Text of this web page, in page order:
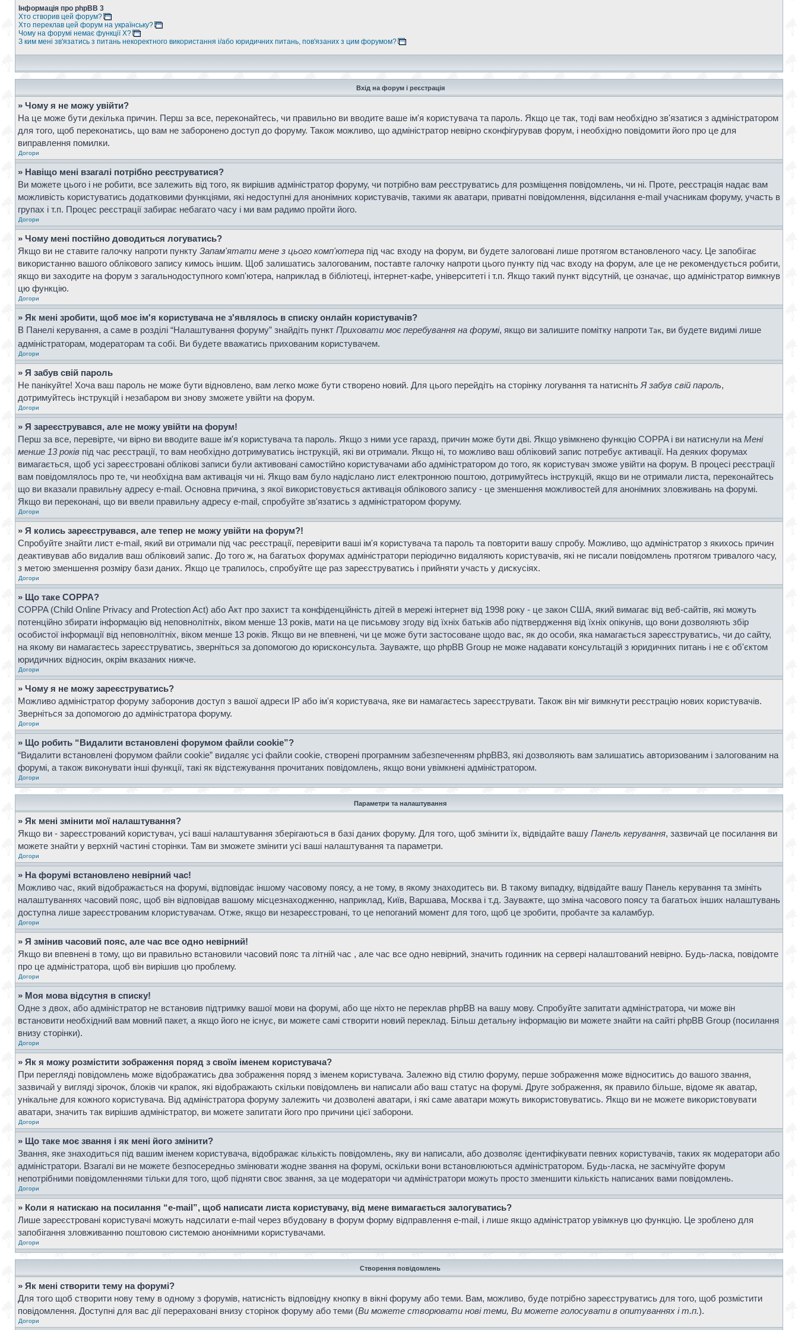
Інформація про phpBB 3
Хто створив цей форум?
Хто переклав цей форум на українську?
Чому на форумі немає функції X?
З ким мені зв'язатись з питань некоректного використання і/або юридичних питань, пов'язаних з цим форумом?
Вхід на форум і реєстрація
» Чому я не можу увійти?
На це може бути декілька причин. Перш за все, переконайтесь, чи правильно ви вводите ваше ім'я користувача та пароль. Якщо це так, тоді вам необхідно зв'язатися з адміністратором
для того, щоб переконатись, що вам не заборонено доступ до форуму. Також можливо, що адміністратор невірно сконфігурував форум, і необхідно повідомити його про це для
виправлення помилки.
Догори
» Навіщо мені взагалі потрібно реєструватися?
Ви можете цього і не робити, все залежить від того, як вирішив адміністратор форуму, чи потрібно вам реєструватись для розміщення повідомлень, чи ні. Проте, реєстрація надає вам
можливість користуватись додатковими функціями, які недоступні для анонімних користувачів, такими як аватари, приватні повідомлення, відсилання e-mail учасникам форуму, участь в
групах і т.п. Процес реєстрації забирає небагато часу і ми вам радимо пройти його.
Догори
» Чому мені постійно доводиться логуватись?
Якщо ви не ставите галочку напроти пункту Запам'ятати мене з цього комп'ютера під час входу на форум, ви будете залоговані лише протягом встановленого часу. Це запобігає
використанню вашого облікового запису кимось іншим. Щоб залишатись залогованим, поставте галочку напроти цього пункту під час входу на форум, але це не рекомендується робити,
якщо ви заходите на форум з загальнодоступного комп'ютера, наприклад в бібліотеці, інтернет-кафе, університеті і т.п. Якщо такий пункт відсутній, це означає, що адміністратор вимкнув
цю функцію.
Догори
» Як мені зробити, щоб моє ім'я користувача не з'являлось в списку онлайн користувачів?
В Панелі керування, а саме в розділі “Налаштування форуму” знайдіть пункт Приховати моє перебування на форумі, якщо ви залишите помітку напроти Так, ви будете видимі лише
адміністраторам, модераторам та собі. Ви будете вважатись прихованим користувачем.
Догори
» Я забув свій пароль
Не панікуйте! Хоча ваш пароль не може бути відновлено, вам легко може бути створено новий. Для цього перейдіть на сторінку логування та натисніть Я забув свій пароль,
дотримуйтесь інструкцій і незабаром ви знову зможете увійти на форум.
Догори
» Я зареєструвався, але не можу увійти на форум!
Перш за все, перевірте, чи вірно ви вводите ваше ім'я користувача та пароль. Якщо з ними усе гаразд, причин може бути дві. Якщо увімкнено функцію COPPA і ви натиснули на Мені
менше 13 років під час реєстрації, то вам необхідно дотримуватись інструкцій, які ви отримали. Якщо ні, то можливо ваш обліковий запис потребує активації. На деяких форумах
вимагається, щоб усі зареєстровані облікові записи були активовані самостійно користувачами або адміністратором до того, як користувач зможе увійти на форум. В процесі реєстрації
вам повідомлялось про те, чи необхідна вам активація чи ні. Якщо вам було надіслано лист електронною поштою, дотримуйтесь інструкцій, якщо ви не отримали листа, переконайтесь
що ви вказали правильну адресу e-mail. Основна причина, з якої використовується активація облікового запису - це зменшення можливостей для анонімних зловживань на форумі.
Якщо ви переконані, що ви ввели правильну адресу e-mail, спробуйте зв'язатись з адміністратором форуму.
Догори
» Я колись зареєструвався, але тепер не можу увійти на форум?!
Спробуйте знайти лист e-mail, який ви отримали під час реєстрації, перевірити ваші ім'я користувача та пароль та повторити вашу спробу. Можливо, що адміністратор з якихось причин
деактивував або видалив ваш обліковий запис. До того ж, на багатьох форумах адміністратори періодично видаляють користувачів, які не писали повідомлень протягом тривалого часу,
з метою зменшення розміру бази даних. Якщо це трапилось, спробуйте ще раз зареєструватись і прийняти участь у дискусіях.
Догори
» Що таке COPPA?
COPPA (Child Online Privacy and Protection Act) або Акт про захист та конфіденційність дітей в мережі інтернет від 1998 року - це закон США, який вимагає від веб-сайтів, які можуть
потенційно збирати інформацію від неповнолітніх, віком менше 13 років, мати на це письмову згоду від їхніх батьків або підтвердження від їхніх опікунів, що вони дозволяють збір
особистої інформації від неповнолітніх, віком менше 13 років. Якщо ви не впевнені, чи це може бути застосоване щодо вас, як до особи, яка намагається зареєструватись, чи до сайту,
на якому ви намагаєтесь зареєструватись, зверніться за допомогою до юрисконсульта. Зауважте, що phpBB Group не може надавати консультацій з юридичних питань і не є об'єктом
юридичних відносин, окрім вказаних нижче.
Догори
» Чому я не можу зареєструватись?
Можливо адміністратор форуму заборонив доступ з вашої адреси IP або ім'я користувача, яке ви намагаєтесь зареєструвати. Також він міг вимкнути реєстрацію нових користувачів.
Зверніться за допомогою до адміністратора форуму.
Догори
» Що робить “Видалити встановлені форумом файли cookie”?
“Видалити встановлені форумом файли cookie” видаляє усі файли cookie, створені програмним забезпеченням phpBB3, які дозволяють вам залишатись авторизованим і залогованим на
форумі, а також виконувати інші функції, такі як відстежування прочитаних повідомлень, якщо вони увімкнені адміністратором.
Догори
Параметри та налаштування
» Як мені змінити мої налаштування?
Якщо ви - зареєстрований користувач, усі ваші налаштування зберігаються в базі даних форуму. Для того, щоб змінити їх, відвідайте вашу Панель керування, зазвичай це посилання ви
можете знайти у верхній частині сторінки. Там ви зможете змінити усі ваші налаштування та параметри.
Догори
» На форумі встановлено невірний час!
Можливо час, який відображається на форумі, відповідає іншому часовому поясу, а не тому, в якому знаходитесь ви. В такому випадку, відвідайте вашу Панель керування та змініть
налаштуваннях часовий пояс, щоб він відповідав вашому місцезнаходженню, наприклад, Київ, Варшава, Москва і т.д. Зауважте, що зміна часового поясу та багатьох інших налаштувань
доступна лише зареєстрованим клористувачам. Отже, якщо ви незареєстровані, то це непоганий момент для того, щоб це зробити, пробачте за каламбур.
Догори
» Я змінив часовий пояс, але час все одно невірний!
Якщо ви впевнені в тому, що ви правильно встановили часовий пояс та літній час , але час все одно невірний, значить годинник на сервері налаштований невірно. Будь-ласка, повідомте
про це адміністратора, щоб він вирішив цю проблему.
Догори
» Моя мова відсутня в списку!
Одне з двох, або адміністратор не встановив підтримку вашої мови на форумі, або ще ніхто не переклав phpBB на вашу мову. Спробуйте запитати адміністратора, чи може він
встановити необхідний вам мовний пакет, а якщо його не існує, ви можете самі створити новий переклад. Більш детальну інформацію ви можете знайти на сайті phpBB Group (посилання
внизу сторінки).
Догори
» Як я можу розмістити зображення поряд з своїм іменем користувача?
При перегляді повідомлень може відображатись два зображення поряд з іменем користувача. Залежно від стилю форуму, перше зображення може відноситись до вашого звання,
зазвичай у вигляді зірочок, блоків чи крапок, які відображають скільки повідомлень ви написали або ваш статус на форумі. Друге зображення, як правило більше, відоме як аватар,
унікальне для кожного користувача. Від адміністратора форуму залежить чи дозволені аватари, і які саме аватари можуть використовуватись. Якщо ви не можете використовувати
аватари, значить так вирішив адміністратор, ви можете запитати його про причини цієї заборони.
Догори
» Що таке моє звання і як мені його змінити?
Звання, яке знаходиться під вашим іменем користувача, відображає кількість повідомлень, яку ви написали, або дозволяє ідентифікувати певних користувачів, таких як модератори або
адміністратори. Взагалі ви не можете безпосередньо змінювати жодне звання на форумі, оскільки вони встановлюються адміністратором. Будь-ласка, не засмічуйте форум
непотрібними повідомленнями тільки для того, щоб підняти своє звання, за це модератори чи адміністратори можуть просто зменшити кількість написаних вами повідомлень.
Догори
» Коли я натискаю на посилання “e-mail”, щоб написати листа користувачу, від мене вимагається залогуватись?
Лише зареєстровані користувачі можуть надсилати e-mail через вбудовану в форум форму відправлення e-mail, і лише якщо адміністратор увімкнув цю функцію. Це зроблено для
запобігання зловживанню поштовою системою анонімними користувачами.
Догори
Створення повідомлень
» Як мені створити тему на форумі?
Для того щоб створити нову тему в одному з форумів, натисність відповідну кнопку в вікні форуму або теми. Вам, можливо, буде потрібно зареєструватись для того, щоб розмістити
повідомлення. Доступні для вас дії перераховані внизу сторінок форуму або теми (Ви можете створювати нові теми, Ви можете голосувати в опитуваннях і т.п.).
Догори